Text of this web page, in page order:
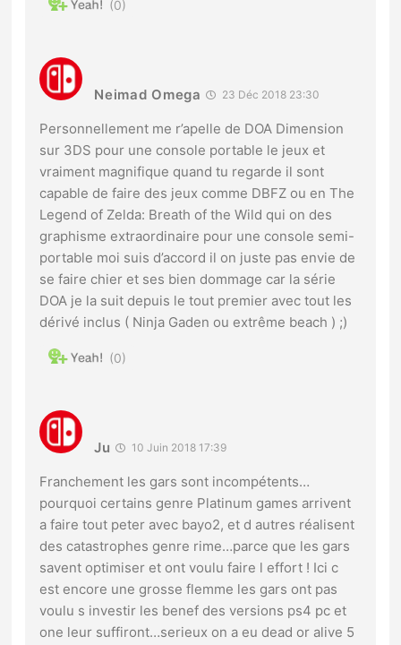
0
Neimad Omega 23 Déc 2018 23:30
Personnellement me r’apelle de DOA Dimension
sur 3DS pour une console portable le jeux et
vraiment magnifique quand tu regarde il sont
capable de faire des jeux comme DBFZ ou en The
Legend of Zelda: Breath of the Wild qui on des
graphisme extraordinaire pour une console semi-
portable moi suis d’accord il on juste pas envie de
se faire chier et ses bien dommage car la série
DOA je la suit depuis le tout premier avec tout les
dérivé inclus ( Ninja Gaden ou extrême beach ) ;)
0
Ju 10 Juin 2018 17:39
Franchement les gars sont incompétents…
pourquoi certains genre Platinum games arrivent
a faire tout peter avec bayo2, et d autres réalisent
des catastrophes genre rime…parce que les gars
savent optimiser et ont voulu faire l effort ! Ici c
est encore une grosse flemme les gars ont pas
voulu s investir les benef des versions ps4 pc et
one leur suffiront…serieux on a eu dead or alive 5